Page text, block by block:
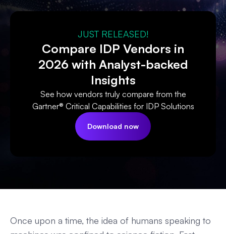
JUST RELEASED!
Compare IDP Vendors in
2026 with Analyst-backed
Insights
See how vendors truly compare from the
Gartner® Critical Capabilities for IDP Solutions
Download now
Once upon a time, the idea of humans speaking to